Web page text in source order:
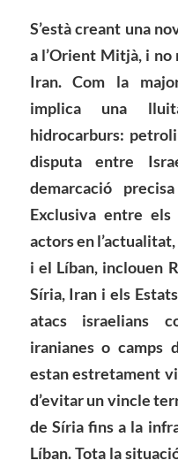
S’està creant una
a l’Orient Mitjà, i no
Iran. Com la
implica una
hidrocarburs:
disputa entre
demarcació
Exclusiva entre els
actors en
i el Líban, inclouen
Síria, Iran i els
atacs israelians
iranianes o camps
estan estretament
d’evitar un vincle
de Síria fins a la
Líban. Tota la